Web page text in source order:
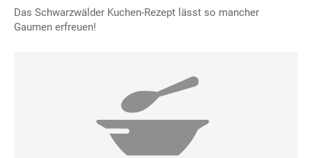
Das Schwarzwälder Kuchen-Rezept lässt so mancher
Gaumen erfreuen!